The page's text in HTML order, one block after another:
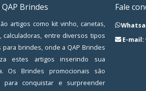
Brindes
artigos como kit vinho, canetas,
calculadoras, entre diversos tipos
para brindes, onde a QAP Brindes
estes artigos inserindo sua
Os Brindes promocionais são
para conquistar e surpreender
Fale
E-mail: